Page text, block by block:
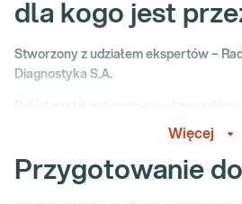
dla kogo jest
Stworzony z udziałem ekspertów –
Diagnostyka S.A.
Rady Medycznej Diagnostyka S.A., która
wspomagały diagnostykę danego
Więcej
Przygotowanie